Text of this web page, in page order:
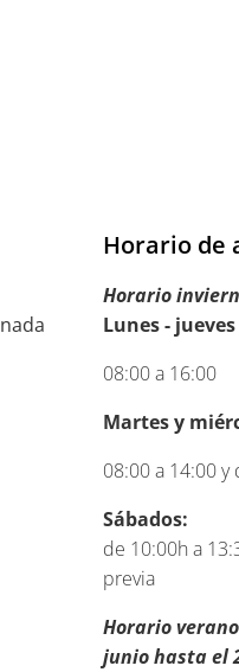
Horario de
Horario
Lunes -
08:00 a 16:00
Martes y
08:00 a 14:00 y
Sábados:
de 10:00h a
previa
Horario
junio hasta el